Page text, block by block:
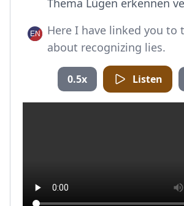
Thema Lügen erkennen
Here I have linked you to
about recognizing lies.
0.5x Listen